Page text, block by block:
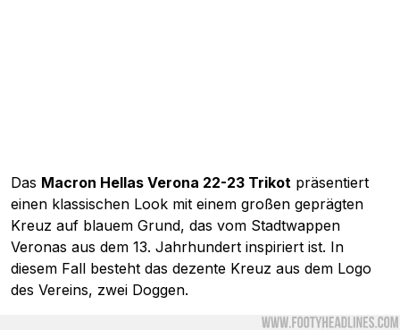
Das Macron Hellas Verona 22-23 Trikot präsentiert
einen klassischen Look mit einem großen geprägten
Kreuz auf blauem Grund, das vom Stadtwappen
Veronas aus dem 13. Jahrhundert inspiriert ist. In
diesem Fall besteht das dezente Kreuz aus dem Logo
des Vereins, zwei Doggen.